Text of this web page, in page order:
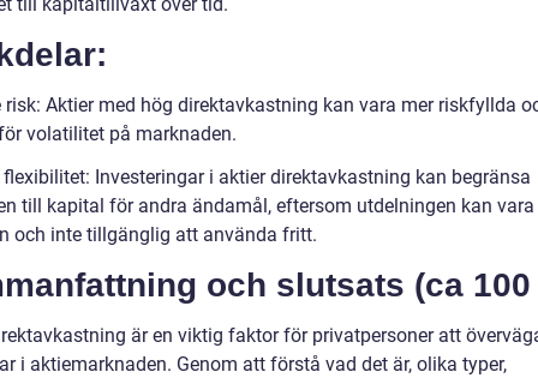
risk: Aktier med hög direktavkastning kan vara mer riskfyllda
volatilitet på marknaden.
Investeringar i aktier direktavkastning kan begränsa
till kapital för andra ändamål, eftersom utdelningen kan
och inte tillgänglig att använda fritt.
och slutsats (ca
är en viktig faktor för privatpersoner att
i aktiemarknaden. Genom att förstå vad det är, olika typer,